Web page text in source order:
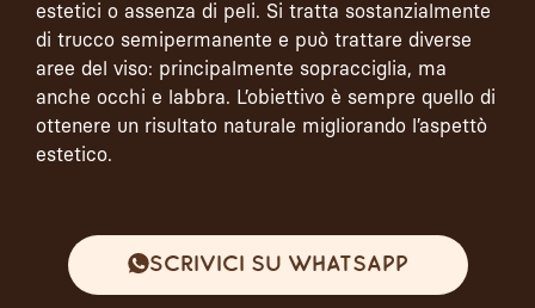
estetici o assenza di peli. Si tratta sostanzialmente
di trucco semipermanente e può trattare diverse
aree del viso: principalmente sopracciglia, ma
anche occhi e labbra. L’obiettivo è sempre quello di
ottenere un risultato naturale migliorando l’aspettò
estetico.
Scrivici su WhatsApp